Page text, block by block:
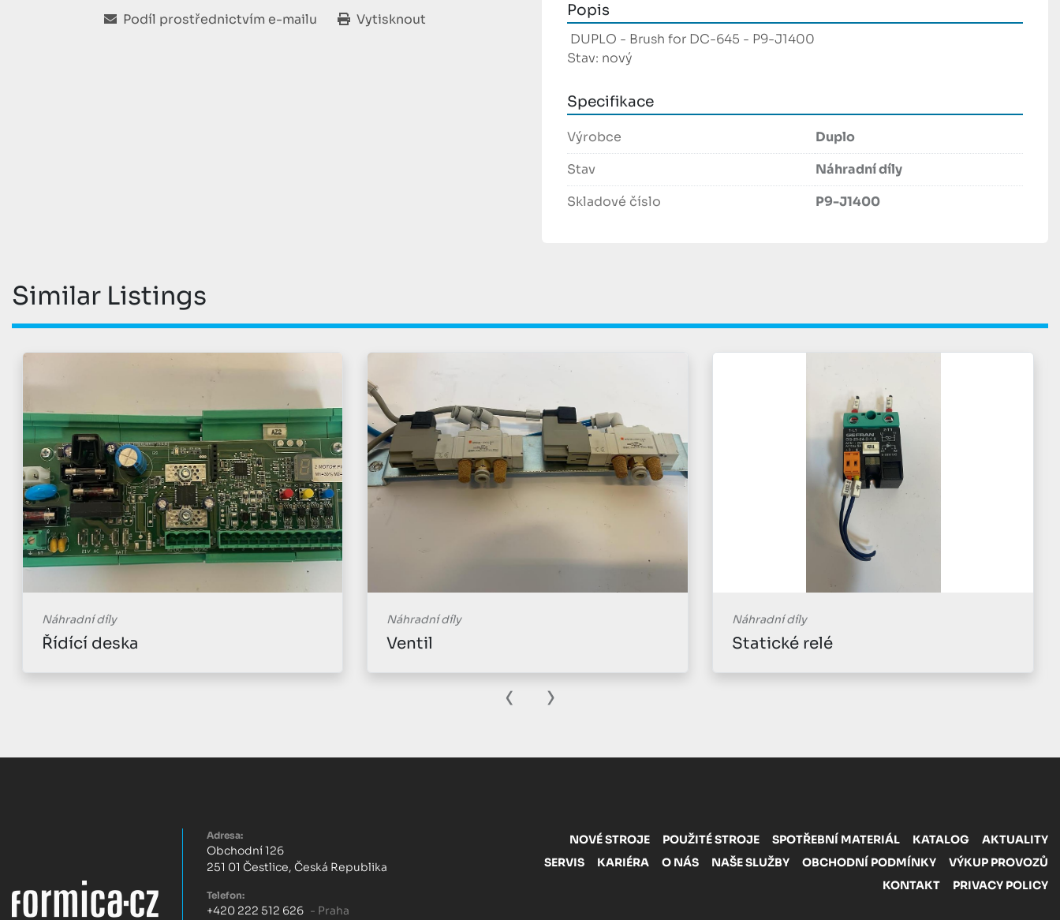
Podíl prostřednictvím e-mailu Vytisknout
Popis
DUPLO - Brush for DC-645 - P9-J1400
Stav: nový
Specifikace
Výrobce
Duplo
Stav
Náhradní díly
Skladové číslo
P9-J1400
Similar Listings
Náhradní díly
Řídící deska
Náhradní díly
Ventil
Náhradní díly
Statické relé
‹ ›
Adresa:
Obchodní 126
251 01 Čestlice, Česká Republika
Telefon:
+420 222 512 626 - Praha
NOVÉ STROJE POUŽITÉ STROJE SPOTŘEBNÍ MATERIÁL KATALOG
AKTUALITY
SERVIS
KARIÉRA O NÁS NAŠE SLUŽBY OBCHODNÍ PODMÍNKY
VÝKUP PROVOZŮ
KONTAKT
PRIVACY POLICY